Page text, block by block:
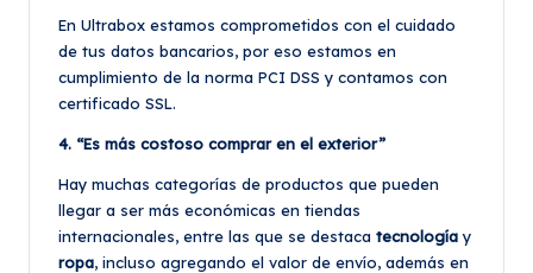
En Ultrabox estamos comprometidos con el cuidado
de tus datos bancarios, por eso estamos en
cumplimiento de la norma PCI DSS y contamos con
certificado SSL.
4. “Es más costoso comprar en el exterior”
Hay muchas categorías de productos que pueden
llegar a ser más económicas en tiendas
internacionales, entre las que se destaca tecnologíay
ropa, incluso agregando el valor de envío, además en